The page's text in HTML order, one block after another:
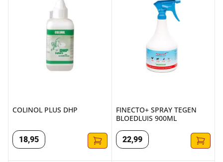
COLINOL PLUS DHP
18,95
FINECTO+ SPRAY TEGEN
BLOEDLUIS 900ML
22,99